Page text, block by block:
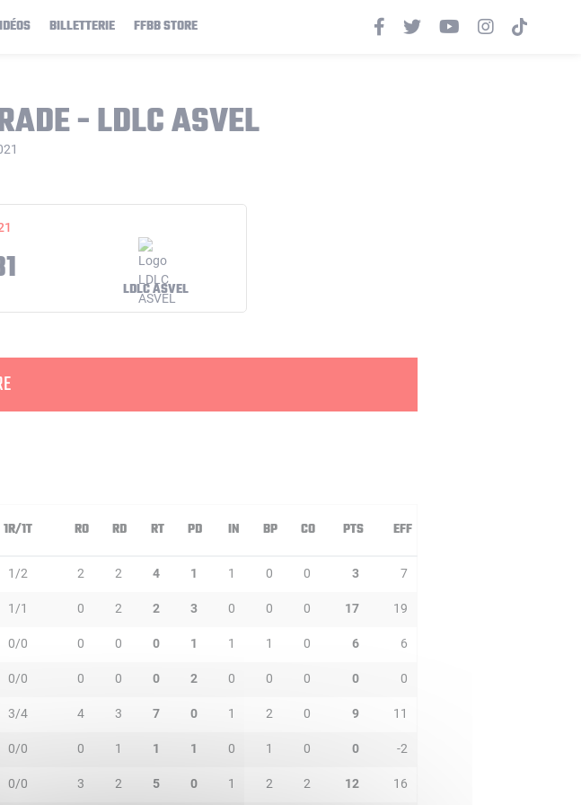
BILLETTERIE FFBB STORE
- LDLC ASVEL
LDLC ASVEL
1R/1T RO RD RT PD IN BP CO PTS EFF
1/2 2 2 4 1 1 0 0 3 7
1/1 0 2 2 3 0 0 0 17 19
0/0 0 0 0 1 1 1 0 6 6
0/0 0 0 0 2 0 0 0 0 0
3/4 4 3 7 0 1 2 0 9 11
0/0 0 1 1 1 0 1 0 0 -2
0/0 3 2 5 0 1 2 2 12 16